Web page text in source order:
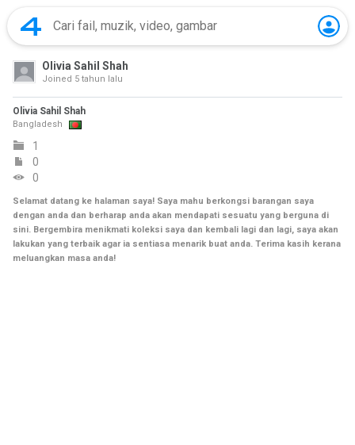
Olivia Sahil Shah
Joined 5 tahun lalu
Olivia Sahil Shah
Bangladesh
1
0
0
Selamat datang ke halaman saya! Saya mahu berkongsi barangan saya
dengan anda dan berharap anda akan mendapati sesuatu yang berguna di
sini. Bergembira menikmati koleksi saya dan kembali lagi dan lagi, saya akan
lakukan yang terbaik agar ia sentiasa menarik buat anda. Terima kasih kerana
meluangkan masa anda!